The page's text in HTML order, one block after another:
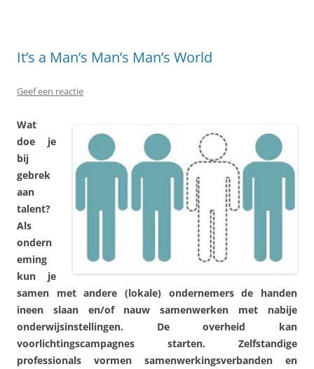
It’s a Man’s Man’s Man’s World
Geef een reactie
Wat
doe je
bij
gebrek
aan
talent?
Als
ondern
eming
kun je
samen met andere (lokale) ondernemers de handen
ineen slaan en/of nauw samenwerken met nabije
onderwijsinstellingen. De overheid kan
voorlichtingscampagnes starten. Zelfstandige
professionals vormen samenwerkingsverbanden en